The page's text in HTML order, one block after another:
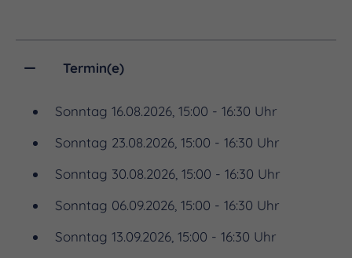
Termin(e)
Sonntag 16.08.2026, 15:00 - 16:30 Uhr
Sonntag 23.08.2026, 15:00 - 16:30 Uhr
Sonntag 30.08.2026, 15:00 - 16:30 Uhr
Sonntag 06.09.2026, 15:00 - 16:30 Uhr
Sonntag 13.09.2026, 15:00 - 16:30 Uhr